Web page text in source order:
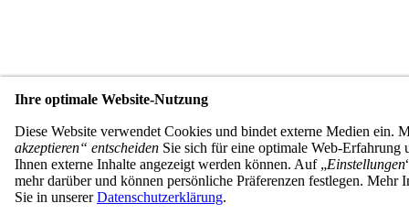
Ihre optimale Website-Nutzung
Diese Website verwendet Cookies und bindet externe Medien
akzeptieren“ entscheiden Sie sich für eine optimale Web-Erfahrung
Ihnen externe Inhalte angezeigt werden können. Auf „Einstellungen
mehr darüber und können persönliche Präferenzen festlegen. Mehr
Sie in unsererDatenschutzerklärung.